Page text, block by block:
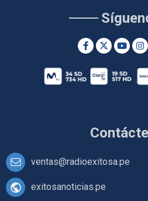
ventas@radioexitosa.pe
exitosanoticias.pe